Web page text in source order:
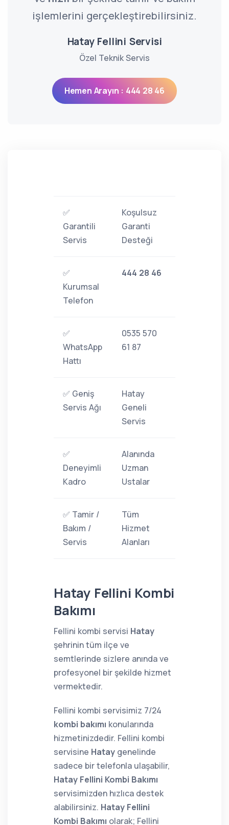
işlemlerini gerçekleştirebilirsiniz.
Hatay Fellini Servisi
Özel Teknik Servis
Hemen Arayın : 444 28 46
✅
Garantili
Servis
Koşulsuz
Garanti
Desteği
✅
Kurumsal
Telefon
444 28 46
✅
WhatsApp
Hattı
0535 570
61 87
✅ Geniş
Servis Ağı
Hatay
Geneli
Servis
✅
Deneyimli
Kadro
Alanında
Uzman
Ustalar
✅ Tamir /
Bakım /
Servis
Tüm
Hizmet
Alanları
Hatay Fellini Kombi
Bakımı
Fellini kombi servisi Hatay
şehrinin tüm ilçe ve
semtlerinde sizlere anında ve
profesyonel bir şekilde hizmet
vermektedir.
Fellini kombi servisimiz 7/24
kombi bakımı konularında
hizmetinizdedir. Fellini kombi
servisine Hatay genelinde
sadece bir telefonla ulaşabilir,
Hatay Fellini Kombi Bakımı
servisimizden hızlıca destek
alabilirsiniz. Hatay Fellini
Kombi Bakımı olarak; Fellini